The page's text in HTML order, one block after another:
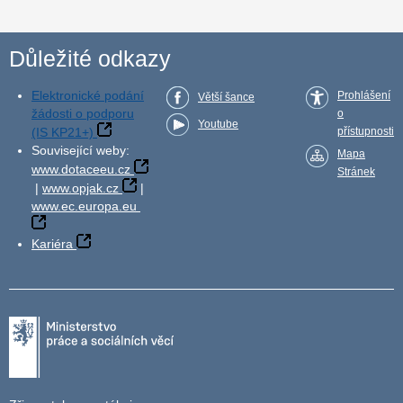
Důležité odkazy
Elektronické podání
žádosti o podporu
(IS KP21+)
Související weby:
www.dotaceeu.cz
| www.opjak.cz
|
www.ec.europa.eu
Kariéra
Větší šance
Youtube
Prohlášení
o
přístupnosti
Mapa
Stránek